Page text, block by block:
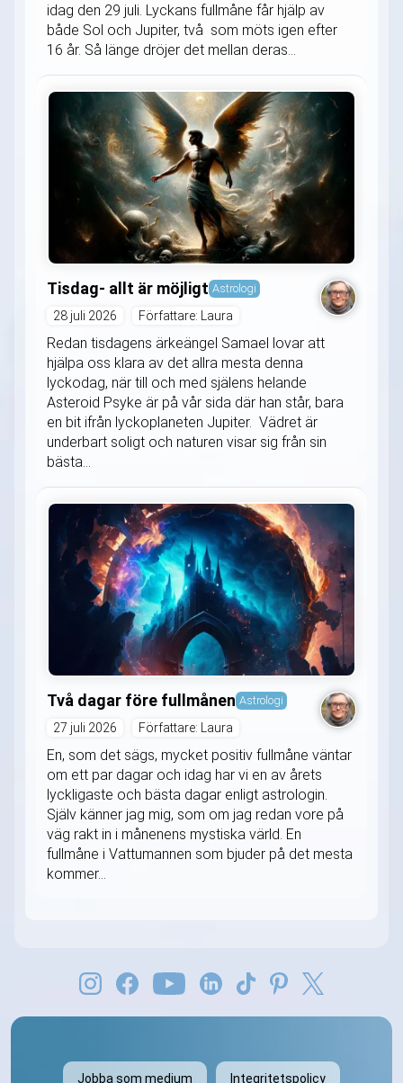
idag den 29 juli. Lyckans fullmåne får hjälp av
både Sol och Jupiter, två som möts igen efter
16 år. Så länge dröjer det mellan deras...
Tisdag- allt är möjligt Astrologi
28 juli 2026 Författare: Laura
Redan tisdagens ärkeängel Samael lovar att
hjälpa oss klara av det allra mesta denna
lyckodag, när till och med själens helande
Asteroid Psyke är på vår sida där han står, bara
en bit ifrån lyckoplaneten Jupiter. Vädret är
underbart soligt och naturen visar sig från sin
bästa...
Två dagar före fullmånen Astrologi
27 juli 2026 Författare: Laura
En, som det sägs, mycket positiv fullmåne väntar
om ett par dagar och idag har vi en av årets
lyckligaste och bästa dagar enligt astrologin.
Själv känner jag mig, som om jag redan vore på
väg rakt in i månenens mystiska värld. En
fullmåne i Vattumannen som bjuder på det mesta
kommer...
Jobba som medium Integritetspolicy